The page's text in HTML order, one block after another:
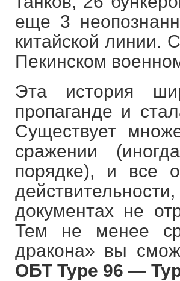
еще 3
китайской линии.
Пекинском
Эта история
пропаганде и
Существует
сражении
порядке), и все
документах не
Тем не менее
дракона» вы
ОБТ Type 96 —